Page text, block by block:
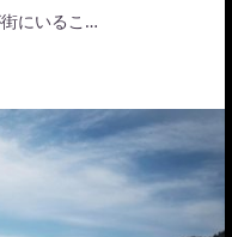
にいるこ…